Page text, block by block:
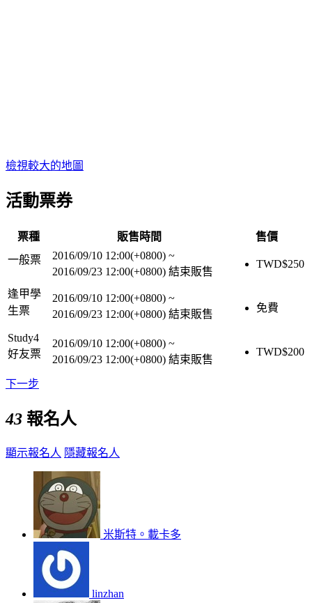
檢視較大的地圖
活動票券
票種 販售時間
售價
一般票
2016/09/10 12:00(+0800) ~
2016/09/23 12:00(+0800) 結束販售
TWD$250
逢甲學
生票
2016/09/10 12:00(+0800) ~
2016/09/23 12:00(+0800) 結束販售
免費
Study4
好友票
2016/09/10 12:00(+0800) ~
2016/09/23 12:00(+0800) 結束販售
TWD$200
下一步
43 報名人
顯示報名人 隱藏報名人
米斯特。載卡多
linzhan